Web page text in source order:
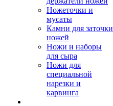
Ножеточки и
мусаты
Камни для заточки
ножей
Ножи и наборы
для сыра
Ножи для
специальной
нарезки и
карвинга